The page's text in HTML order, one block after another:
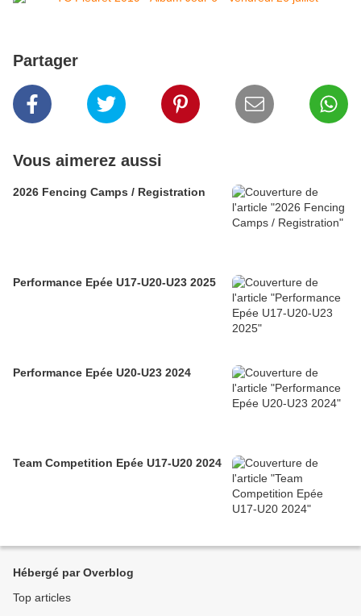
Partager
Vous aimerez aussi
2026 Fencing Camps / Registration
Performance Epée U17-U20-U23 2025
Performance Epée U20-U23 2024
Team Competition Epée U17-U20 2024
Hébergé par Overblog
Top articles